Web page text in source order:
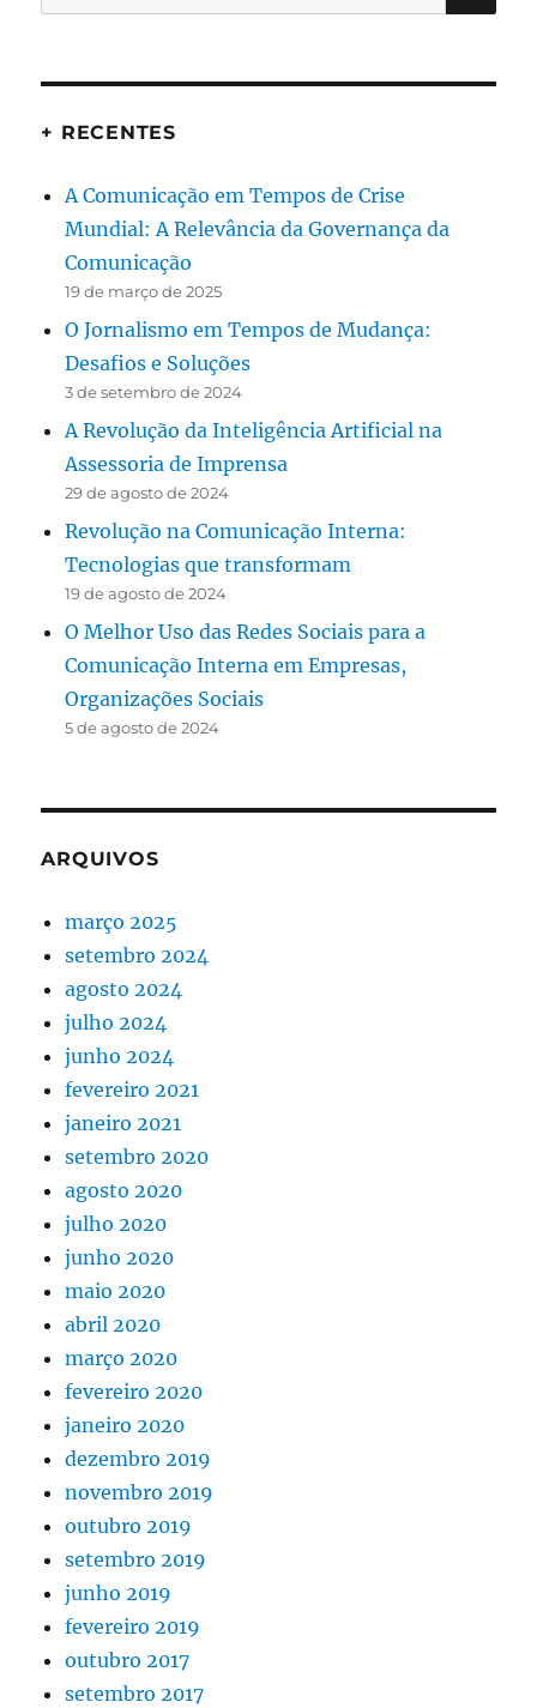
por:
+ RECENTES
A Comunicação em Tempos de Crise
Mundial: A Relevância da Governança da
Comunicação
19 de março de 2025
O Jornalismo em Tempos de Mudança:
Desafios e Soluções
3 de setembro de 2024
A Revolução da Inteligência Artificial na
Assessoria de Imprensa
29 de agosto de 2024
Revolução na Comunicação Interna:
Tecnologias que transformam
19 de agosto de 2024
O Melhor Uso das Redes Sociais para a
Comunicação Interna em Empresas,
Organizações Sociais
5 de agosto de 2024
ARQUIVOS
março 2025
setembro 2024
agosto 2024
julho 2024
junho 2024
fevereiro 2021
janeiro 2021
setembro 2020
agosto 2020
julho 2020
junho 2020
maio 2020
abril 2020
março 2020
fevereiro 2020
janeiro 2020
dezembro 2019
novembro 2019
outubro 2019
setembro 2019
junho 2019
fevereiro 2019
outubro 2017
setembro 2017